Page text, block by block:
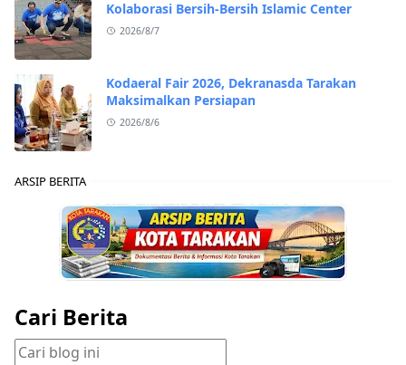
Kolaborasi Bersih-Bersih Islamic Center
2026/8/7
Kodaeral Fair 2026, Dekranasda Tarakan
Maksimalkan Persiapan
2026/8/6
ARSIP BERITA
Cari Berita